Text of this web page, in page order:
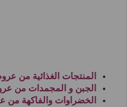
المنتجات الغذائية من
الجبن و المجمدات من
الخضراوات والفاكهة من